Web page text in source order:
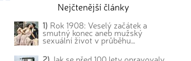
Nejčtenější články
1) Rok 1908: Veselý začátek a
smutný konec aneb mužský
sexuální život v průběhu…